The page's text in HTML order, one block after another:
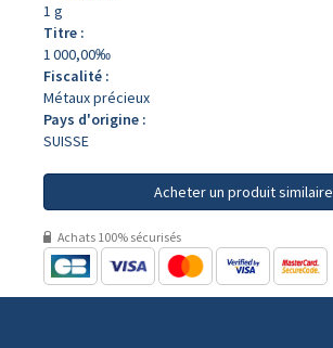
1 g
Titre :
1 000,00‰
Fiscalité :
Métaux précieux
Pays d'origine :
SUISSE
Acheter un produit similaire
Achats 100% sécurisés